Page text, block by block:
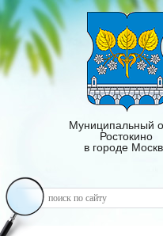
Муниципальный
Ростокино
в городе